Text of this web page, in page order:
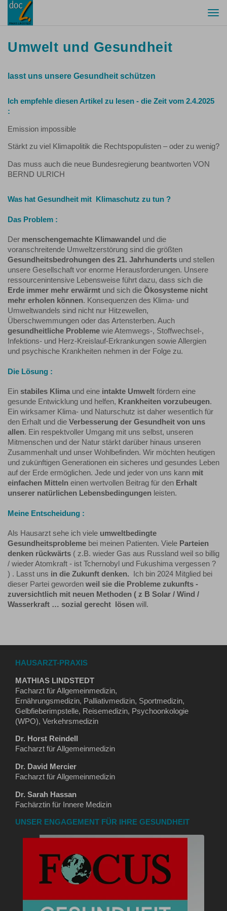
Umwelt und Gesundheit
lasst uns unsere Gesundheit schützen
Ich empfehle diesen Artikel zu lesen - die Zeit vom 2.4.2025
:
Emission impossible
Stärkt zu viel Klimapolitik die Rechtspopulisten – oder zu wenig?
Das muss auch die neue Bundesregierung beantworten VON
BERND ULRICH
Was hat Gesundheit mit Klimaschutz zu tun ?
Das Problem :
Der menschengemachte Klimawandel und die
voranschreitende Umweltzerstörung sind die größten
Gesundheitsbedrohungen des 21. Jahrhunderts und stellen
unsere Gesellschaft vor enorme Herausforderungen. Unsere
ressourcenintensive Lebensweise führt dazu, dass sich die
Erde immer mehr erwärmt und sich die Ökosysteme nicht
mehr erholen können. Konsequenzen des Klima- und
Umweltwandels sind nicht nur Hitzewellen,
Überschwemmungen oder das Artensterben. Auch
gesundheitliche Probleme wie Atemwegs-, Stoffwechsel-,
Infektions- und Herz-Kreislauf-Erkrankungen sowie Allergien
und psychische Krankheiten nehmen in der Folge zu.
Die Lösung :
Ein stabiles Klimaund eine intakte Umwelt fördern eine
gesunde Entwicklung und helfen, Krankheiten vorzubeugen.
Ein wirksamer Klima- und Naturschutz ist daher wesentlich für
den Erhalt und die Verbesserung der Gesundheit von uns
allen. Ein respektvoller Umgang mit uns selbst, unseren
Mitmenschen und der Natur stärkt darüber hinaus unseren
Zusammenhalt und unser Wohlbefinden. Wir möchten heutigen
und zukünftigen Generationen ein sicheres und gesundes Leben
auf der Erde ermöglichen. Jede und jeder von uns kann mit
einfachen Mitteln einen wertvollen Beitrag für den Erhalt
unserer natürlichen Lebensbedingungen leisten.
Meine Entscheidung :
Als Hausarzt sehe ich viele umweltbedingte
Gesundheitsprobleme bei meinen Patienten. Viele Parteien
denken rückwärts ( z.B. wieder Gas aus Russland weil so billig
/ wieder Atomkraft - ist Tchernobyl und Fukushima vergessen ?
) . Lasst uns in die Zukunft denken.
Ich bin 2024 Mitglied bei
dieser Partei geworden weil sie die Probleme zukunfts -
zuversichtlich mit neuen Methoden ( z B Solar / Wind /
Wasserkraft … sozial gerecht lösen will.
HAUSARZT-PRAXIS
MATHIAS LINDSTEDT
Facharzt für Allgemeinmedizin,
Ernährungsmedizin, Palliativmedizin, Sportmedizin,
Gelbfieberimpstelle, Reisemedizin, Psychoonkologie
(WPO), Verkehrsmedizin
Dr. Horst Reindell
Facharzt für Allgemeinmedizin
Dr. David Mercier
Facharzt für Allgemeinmedizin
Dr. Sarah Hassan
Fachärztin für Innere Medizin
UNSER ENGAGEMENT FÜR IHRE GESUNDHEIT